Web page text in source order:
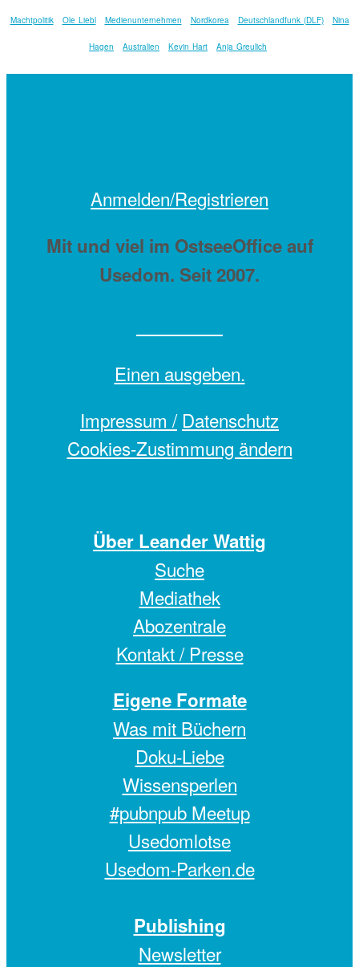
Machtpolitik Ole Liebl Medienunternehmen Nordkorea Deutschlandfunk (DLF) Nina
Hagen Australien Kevin Hart Anja Greulich
Anmelden/Registrieren
Mit und viel im OstseeOffice auf
Usedom. Seit 2007.
Einen ausgeben.
Impressum / Datenschutz
Cookies-Zustimmung ändern
Über Leander Wattig
Suche
Mediathek
Abozentrale
Kontakt / Presse
Eigene Formate
Was mit Büchern
Doku-Liebe
Wissensperlen
#pubnpub Meetup
Usedomlotse
Usedom-Parken.de
Publishing
Newsletter